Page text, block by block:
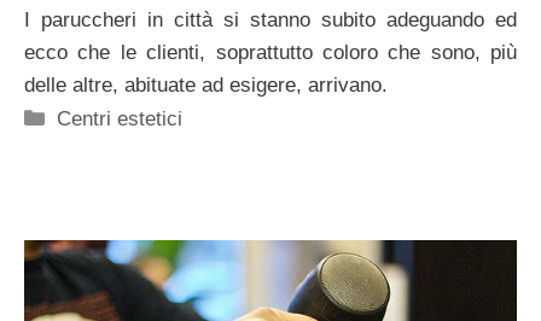
I paruccheri in città si stanno subito adeguando ed
ecco che le clienti, soprattutto coloro che sono, più
delle altre, abituate ad esigere, arrivano.
Categorie
Centri estetici